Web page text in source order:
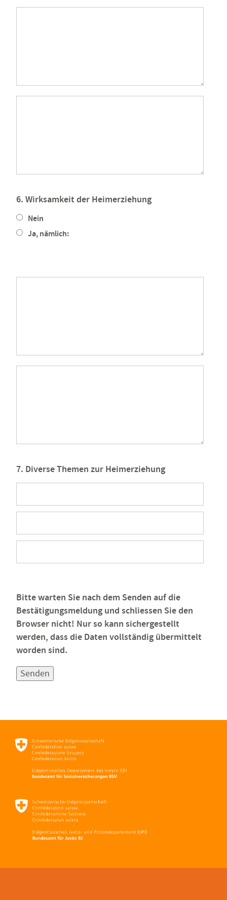
6. Wirksamkeit der Heimerziehung
Nein
Ja, nämlich:
7. Diverse Themen zur Heimerziehung
Bitte warten Sie nach dem Senden auf die
Bestätigungsmeldung und schliessen Sie den
Browser nicht! Nur so kann sichergestellt
werden, dass die Daten vollständig übermittelt
worden sind.